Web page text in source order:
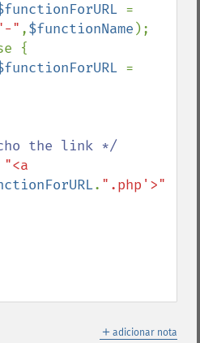
" ,$functionName );
the link */
"<a
. ".php'>"
＋ adicionar nota